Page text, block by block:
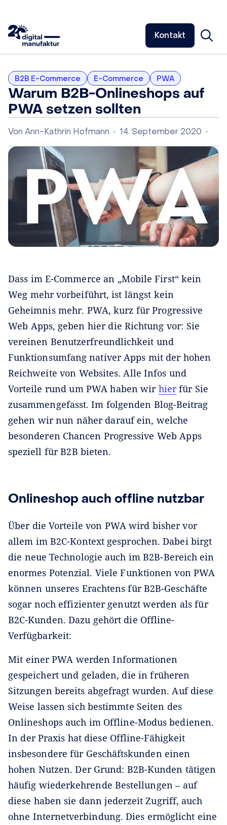
Kontakt
B2B E-Commerce E-Commerce PWA
Warum B2B-Onlineshops auf
PWA setzen sollten
Von Ann-Kathrin Hofmann • 14. September 2020 •
Dass im E-Commerce an „Mobile First“ kein
Weg mehr vorbeiführt, ist längst kein
Geheimnis mehr. PWA, kurz für Progressive
Web Apps, geben hier die Richtung vor: Sie
vereinen Benutzerfreundlichkeit und
Funktionsumfang nativer Apps mit der hohen
Reichweite von Websites. Alle Infos und
Vorteile rund um PWA haben wir hierfür Sie
zusammengefasst. Im folgenden Blog-Beitrag
gehen wir nun näher darauf ein, welche
besonderen Chancen Progressive Web Apps
speziell für B2B bieten.
Onlineshop auch offline nutzbar
Über die Vorteile von PWA wird bisher vor
allem im B2C-Kontext gesprochen. Dabei birgt
die neue Technologie auch im B2B-Bereich ein
enormes Potenzial. Viele Funktionen von PWA
können unseres Erachtens für B2B-Geschäfte
sogar noch effizienter genutzt werden als für
B2C-Kunden. Dazu gehört die Offline-
Verfügbarkeit:
Mit einer PWA werden Informationen
gespeichert und geladen, die in früheren
Sitzungen bereits abgefragt wurden. Auf diese
Weise lassen sich bestimmte Seiten des
Onlineshops auch im Offline-Modus bedienen.
In der Praxis hat diese Offline-Fähigkeit
insbesondere für Geschäftskunden einen
hohen Nutzen. Der Grund: B2B-Kunden tätigen
häufig wiederkehrende Bestellungen – auf
diese haben sie dann jederzeit Zugriff, auch
ohne Internetverbindung. Dies ermöglicht eine